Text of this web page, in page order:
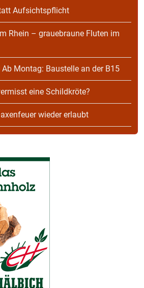
Aufsichtspflicht
Rhein – grauebraune Fluten im
Ab Montag: Baustelle an der B15
eine Schildkröte?
wieder erlaubt